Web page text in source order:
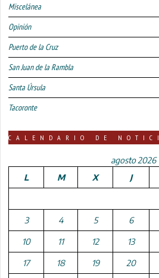
Miscelánea
Opinión
Puerto de la Cruz
San Juan de la Rambla
Santa Úrsula
Tacoronte
CALENDARIO DE
agosto 2026
L
M X J
3 4 5 6
10 11 12 13
17 18 19 20